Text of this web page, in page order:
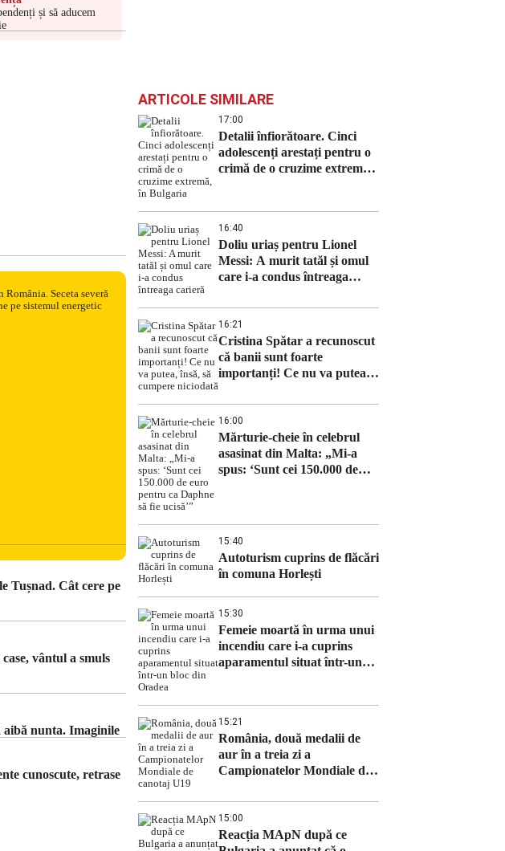
și să aducem
Tușnad. Cât cere pe
vântul a smuls
aibă nunta. Imaginile
cunoscute, retrase
ARTICOLE SIMILARE
17:00
Detalii înfiorătoare. Cinci
adolescenți arestați pentru o
crimă de o cruzime extremă,
16:40
Doliu uriaș pentru Lionel
Messi: A murit tatăl și omul
care i-a condus întreaga
16:21
Cristina Spătar a recunoscut
că banii sunt foarte
importanți! Ce nu va putea,
16:00
Mărturie-cheie în celebrul
asasinat din Malta: „Mi-a
spus: ‘Sunt cei 150.000 de
15:40
Autoturism cuprins de flăcări
în comuna Horlești
15:30
Femeie moartă în urma unui
incendiu care i-a cuprins
aparamentul situat într-un
15:21
România, două medalii de
aur în a treia zi a
Campionatelor Mondiale de
15:00
Reacția MApN după ce